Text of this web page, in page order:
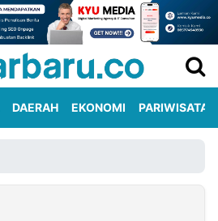
DAERAH EKONOMI PARIWISATA